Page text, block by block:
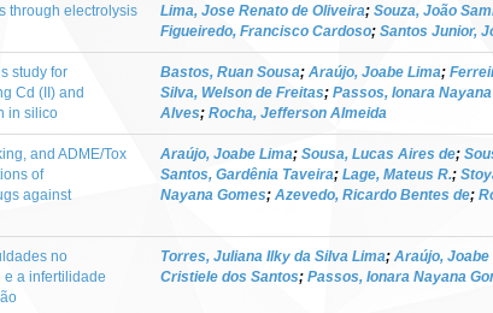
through electrolysis
Lima, Jose Renato de Oliveira; Souza, João
Figueiredo, Francisco Cardoso; Santos Junior,
study for
Cd (II) and
in silico
Bastos, Ruan Sousa; Araújo, Joabe Lima;
Silva, Welson de Freitas; Passos, Ionara
Alves; Rocha, Jefferson Almeida
and ADME/Tox
of
against
Araújo, Joabe Lima; Sousa, Lucas Aires de;
Santos, Gardênia Taveira; Lage, Mateus R.;
Nayana Gomes; Azevedo, Ricardo Bentes de;
no
a infertilidade
Torres, Juliana Ilky da Silva Lima; Araújo, Joabe
Cristiele dos Santos; Passos, Ionara Nayana